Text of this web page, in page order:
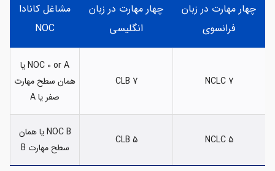
چهار مهارت در زبان
فرانسوی
چهار مهارت در زبان
انگلیسی
مشاغل کانادا
NOC
NCLC 7
CLB 7
NOC 0 or A یا
همان سطح مهارت
صفر یا A
NCLC 5
CLB 5
NOC B یا همان
سطح مهارت B